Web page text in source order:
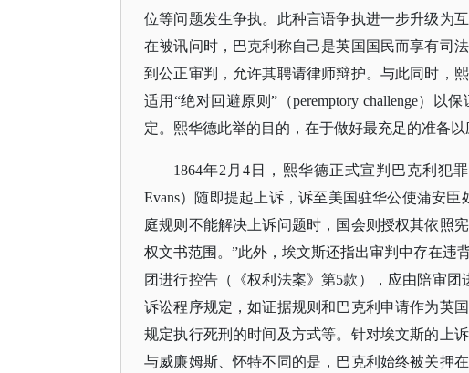
位等问题发生争执。此种言语争执进一步升级为
在被讯问时，巴克利称自己是英国国民而享有司
到公正审判，允许其聘请律师辩护。与此同时，
适用“绝对回避原则”（peremptory challenge）
定。熙华德此举的目的，在于做好最充足的准备
1864年2月4日，熙华德正式宣判巴克利犯
Evans）随即提起上诉，诉至美国驻华公使蒲安
庭规则不能解决上诉问题时，国会则授权其依照
权文书范围。”此外，埃文斯还指出审判中存在违
团进行控告（《权利法案》第5款），应由陪审
诉讼程序规定，如证据规则和巴克利申请作为英
规定执行死刑的时间及方式等。针对埃文斯的上
与威廉姆斯、怀特不同的是，巴克利始终被关押